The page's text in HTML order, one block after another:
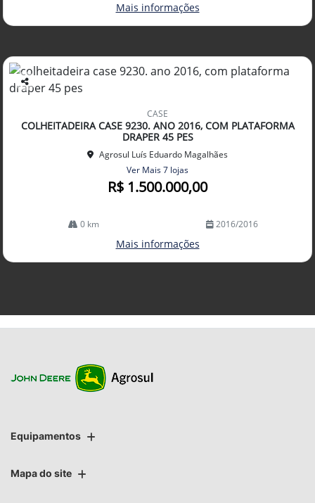
Mais informações
Co
arti
lhe
CASE
COLHEITADEIRA CASE 9230. ANO 2016, COM PLATAFORMA
DRAPER 45 PES
Agrosul Luís Eduardo Magalhães
Ver Mais 7 lojas
R$ 1.500.000,00
0 km 2016/2016
Mais informações
Equipamentos
Mapa do site